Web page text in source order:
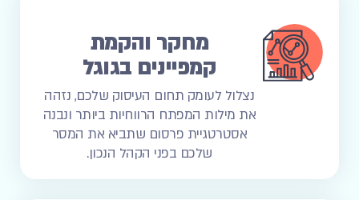
מחקר והקמת
קמפיינים בגוגל
נצלול לעומק תחום העיסוק שלכם, נזהה
את מילות המפתח הרווחיות ביותר ונבנה
אסטרטגיית פרסום שתביא את המסר
שלכם בפני הקהל הנכון.